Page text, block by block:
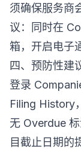
须确保服务商
议：同时在
箱，开启电子
四、预防性建
登录
Filing History
无 Overdue
目截止日期的